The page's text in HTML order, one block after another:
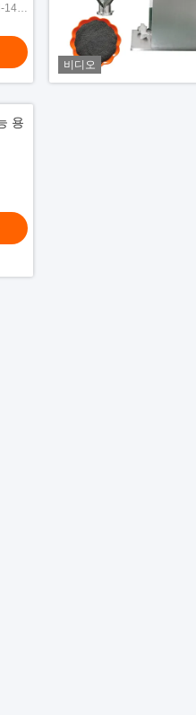
14,
비디오
용